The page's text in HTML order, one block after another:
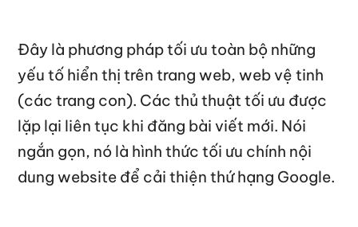
Đây là phương pháp tối ưu toàn bộ những
yếu tố hiển thị trên trang web, web vệ tinh
(các trang con). Các thủ thuật tối ưu được
lặp lại liên tục khi đăng bài viết mới. Nói
ngắn gọn, nó là hình thức tối ưu chính nội
dung website để cải thiện thứ hạng Google.